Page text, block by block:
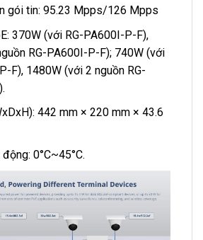
gói tin: 95.23 Mpps/126 Mpps
370W (với RG-PA600I-P-F),
RG-PA600I-P-F); 740W (với
F), 1480W (với 2 nguồn RG-
442 mm × 220 mm × 43.6
0°C~45°C.